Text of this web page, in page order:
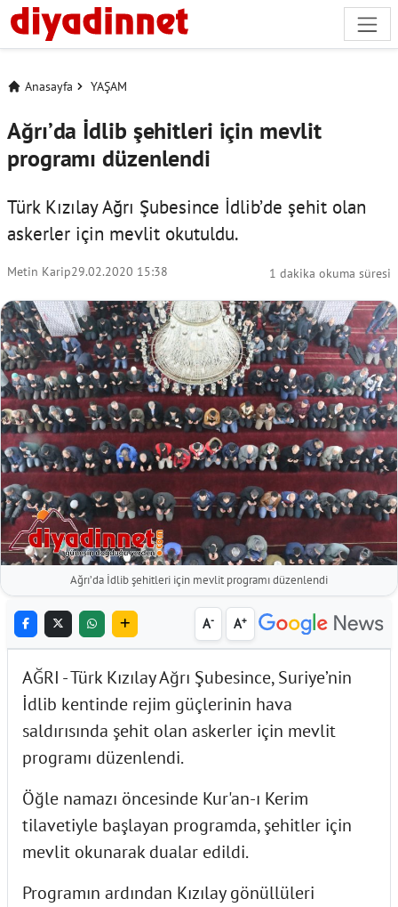
Anasayfa YAŞAM
Ağrı’da İdlib şehitleri için mevlit
programı düzenlendi
Türk Kızılay Ağrı Şubesince İdlib’de şehit olan
askerler için mevlit okutuldu.
Metin Karip29.02.2020 15:38 1 dakika okuma süresi
Ağrı’da İdlib şehitleri için mevlit programı düzenlendi
A- A+
AĞRI - Türk Kızılay Ağrı Şubesince, Suriye’nin
İdlib kentinde rejim güçlerinin hava
saldırısında şehit olan askerler için mevlit
programı düzenlendi.
Öğle namazı öncesinde Kur'an-ı Kerim
tilavetiyle başlayan programda, şehitler için
mevlit okunarak dualar edildi.
Programın ardından Kızılay gönüllüleri